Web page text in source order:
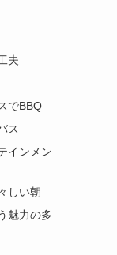
夫
でBBQ
ス
インメン
しい朝
魅力の多